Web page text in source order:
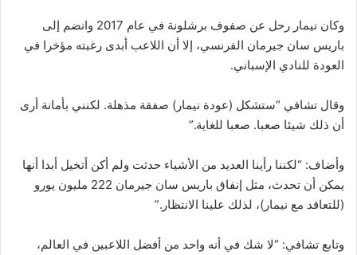
وكان نيمار رحل عن صفوف برشلونة في عام 2017 وانضم إلى
باريس سان جيرمان الفرنسي، إلا أن اللاعب أبدى رغبته مؤخرا في
العودة للنادي الإسباني.
وقال تشافي “ستشكل (عودة نيمار) صفقة مذهلة. لكنني بأمانة أرى
أن ذلك شيئا صعبا. صعبا للغاية.”
وأضاف: “لكننا رأينا العديد من الأشياء حدثت ولم أكن أتخيل أبدا أنها
يمكن أن تحدث، مثل إنفاق باريس سان جيرمان 222 مليون يورو
(للتعاقد مع نيمار)، لذلك علينا الانتظار.”
وتابع تشافي: “لا شك في أنه واحد من أفضل اللاعبين في العالم،